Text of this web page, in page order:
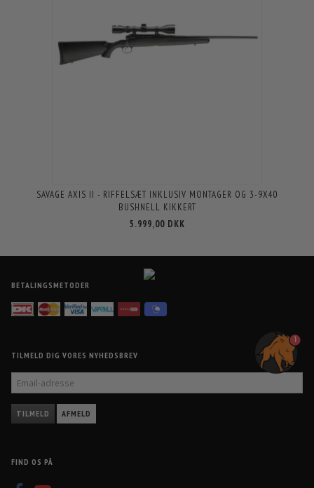
SAVAGE AXIS II - RIFFELSÆT INKLUSIV MONTAGER OG 3-9X40
BUSHNELL KIKKERT
5.999,00 DKK
BETALINGSMETODER
TILMELD DIG VORES NYHEDSBREV
ADRESSE
TILMELD AFMELD
FIND OS PÅ
1